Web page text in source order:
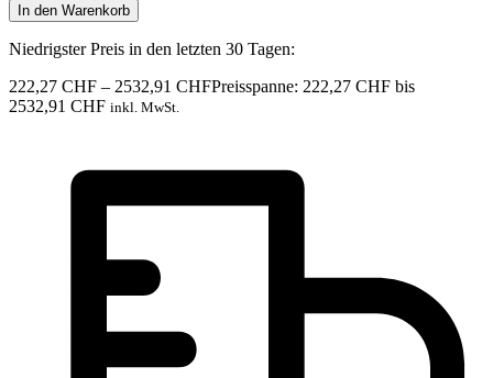
In den Warenkorb
Niedrigster Preis in den letzten 30 Tagen:
222,27 CHF – 2532,91 CHFPreisspanne: 222,27 CHF bis
2532,91 CHF inkl. MwSt.